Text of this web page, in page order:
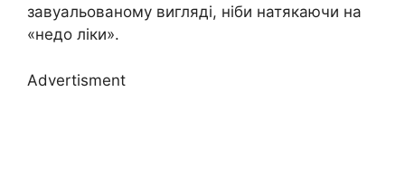
завуальованому вигляді, ніби натякаючи на
«недо ліки».
Advertisment